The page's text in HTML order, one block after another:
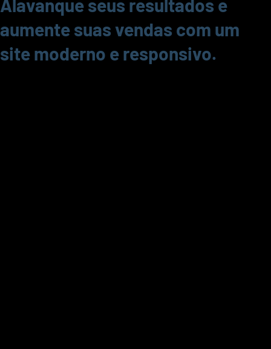
Alavanque seus resultados e
aumente suas vendas com um
site moderno e responsivo.